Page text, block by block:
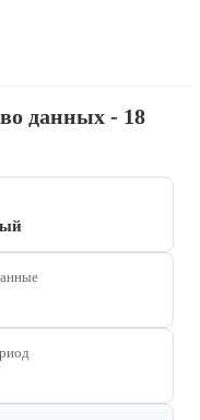
данных - 18